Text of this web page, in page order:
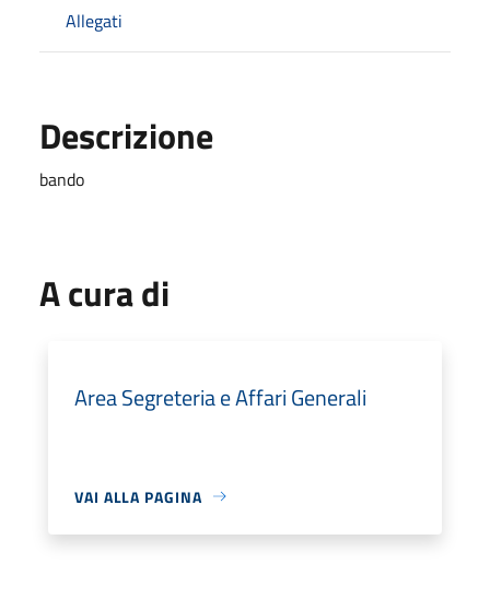
Allegati
Descrizione
bando
A cura di
Area Segreteria e Affari Generali
VAI ALLA PAGINA